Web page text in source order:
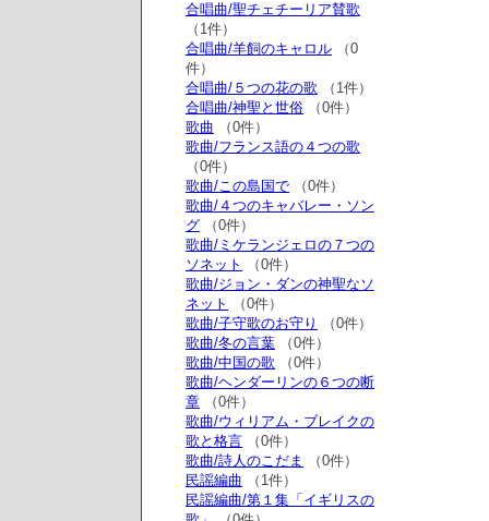
合唱曲/聖チェチーリア賛歌
（1件）
合唱曲/羊飼のキャロル （0
件）
合唱曲/５つの花の歌 （1件）
合唱曲/神聖と世俗 （0件）
歌曲 （0件）
歌曲/フランス語の４つの歌
（0件）
歌曲/この島国で （0件）
歌曲/４つのキャバレー・ソン
グ （0件）
歌曲/ミケランジェロの７つの
ソネット
（0件）
歌曲/ジョン・ダンの神聖なソ
ネット
（0件）
歌曲/子守歌のお守り
（0件）
歌曲/冬の言葉 （0件）
歌曲/中国の歌 （0件）
歌曲/ヘンダーリンの６つの断
章 （0件）
歌曲/ウィリアム・ブレイクの
歌と格言 （0件）
歌曲/詩人のこだま
（0件）
民謡編曲 （1件）
民謡編曲/第１集「イギリスの